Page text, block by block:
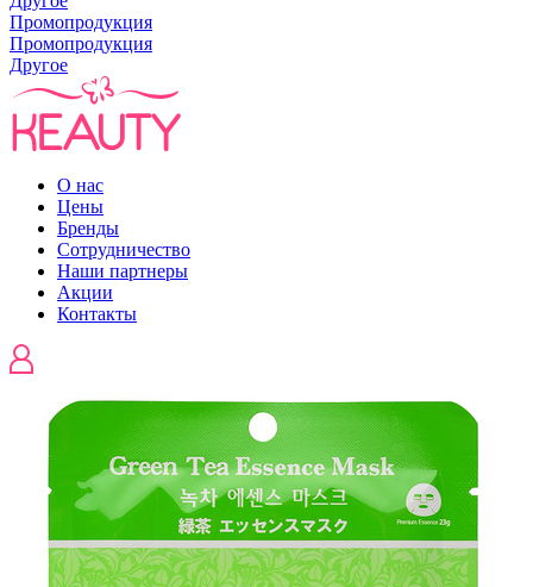
Промопродукция
Промопродукция
Другое
О нас
Цены
Бренды
Сотрудничество
Наши партнеры
Акции
Контакты